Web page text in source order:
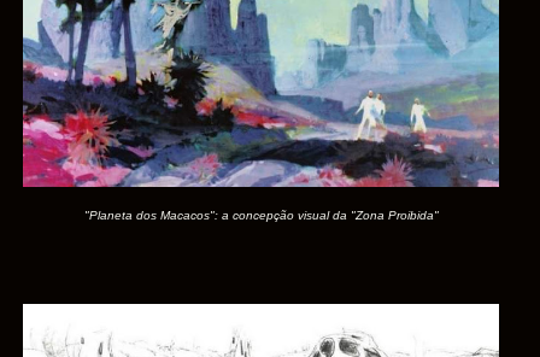
"Planeta dos Macacos": a concepção visual da "Zona Proibida"